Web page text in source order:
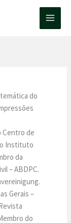
do
Centro de
Instituto
da
– ABDPC.
Gerais –
do